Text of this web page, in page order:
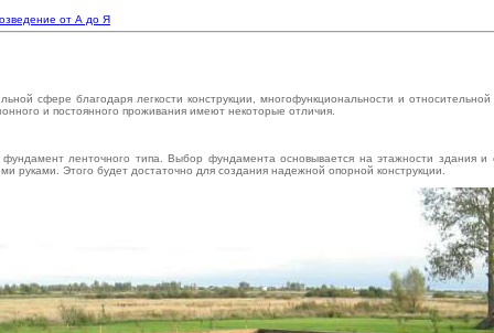
от А до Я
сфере благодаря легкости конструкции, многофункциональности и
и постоянного проживания имеют некоторые отличия.
ленточного типа. Выбор фундамента основывается на этажности здания
руками. Этого будет достаточно для создания надежной опорной конструкции.